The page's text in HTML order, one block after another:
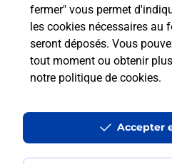
fermer" vous permet
les cookies nécessaires au
seront déposés. Vous
tout moment ou obtenir
notre politique de cookies.
Accepter
Questions
Quel est le prix d’une
Où imprimer des